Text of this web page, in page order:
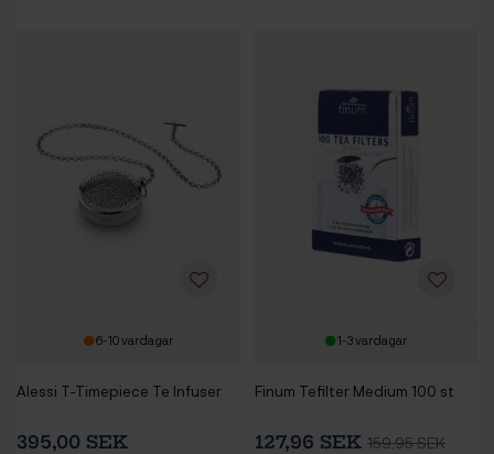
6-10 vardagar
Alessi T-Timepiece Te Infuser
395,00 SEK
1-3 vardagar
Finum Tefilter Medium 100 st
127,96 SEK 159,95 SEK